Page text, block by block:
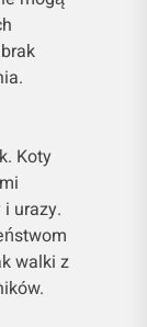
Koty
urazy.
walki z